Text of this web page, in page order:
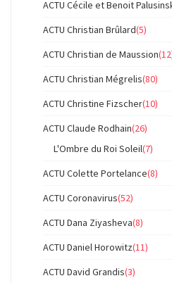
ACTU Cécile et Benoit
ACTU Christian Brûlard(5)
ACTU Christian de Maussion
ACTU Christian Mégrelis(80)
ACTU Christine Fizscher(10)
ACTU Claude Rodhain(26)
L'Ombre du Roi Soleil(7)
ACTU Colette Portelance(8)
ACTU Coronavirus(52)
ACTU Dana Ziyasheva(8)
ACTU Daniel Horowitz(11)
ACTU David Grandis(3)